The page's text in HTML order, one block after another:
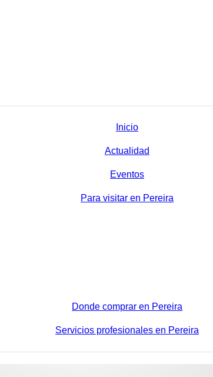
Inicio
Actualidad
Eventos
Para visitar en Pereira
Donde comprar en Pereira
Servicios profesionales en Pereira